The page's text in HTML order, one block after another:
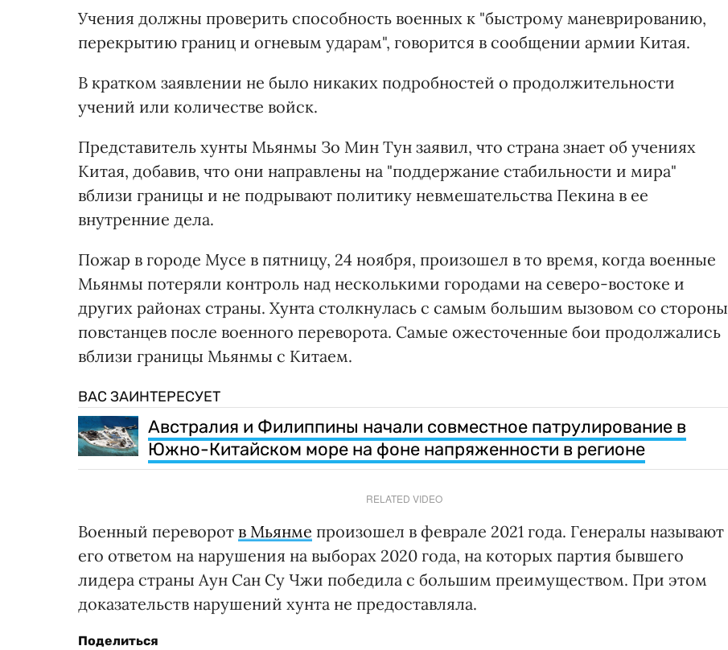
Учения должны проверить способность военных к "быстрому маневрированию,
перекрытию границ и огневым ударам", говорится в сообщении армии Китая.
В кратком заявлении не было никаких подробностей о продолжительности
учений или количестве войск.
Представитель хунты Мьянмы Зо Мин Тун заявил, что страна знает об учениях
Китая, добавив, что они направлены на "поддержание стабильности и мира"
вблизи границы и не подрывают политику невмешательства Пекина в ее
внутренние дела.
Пожар в городе Мусе в пятницу, 24 ноября, произошел в то время, когда военные
Мьянмы потеряли контроль над несколькими городами на северо-востоке и
других районах страны. Хунта столкнулась с самым большим вызовом со стороны
повстанцев после военного переворота. Самые ожесточенные бои продолжались
вблизи границы Мьянмы с Китаем.
ВАС ЗАИНТЕРЕСУЕТ
Австралия и Филиппины начали совместное патрулирование в
Южно-Китайском море на фоне напряженности в регионе
RELATED VIDEO
Военный переворот в Мьянме произошел в феврале 2021 года. Генералы называют
его ответом на нарушения на выборах 2020 года, на которых партия бывшего
лидера страны Аун Сан Су Чжи победила с большим преимуществом. При этом
доказательств нарушений хунта не предоставляла.
Поделиться